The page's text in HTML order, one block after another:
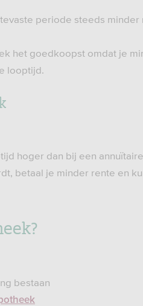
periode steeds
het goedkoopst omdat je
looptijd.
hoger dan bij een
betaal je minder rente en
bestaan